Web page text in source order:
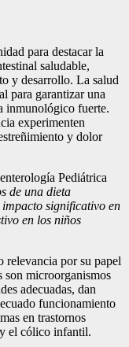
para destacar la
saludable,
y desarrollo. La salud
para garantizar una
inmunológico fuerte.
experimenten
y dolor
Pediátrica
de una dieta
significativo en
en los niños
relevancia por su papel
microorganismos
adecuadas, dan
funcionamiento
en trastornos
el cólico infantil.